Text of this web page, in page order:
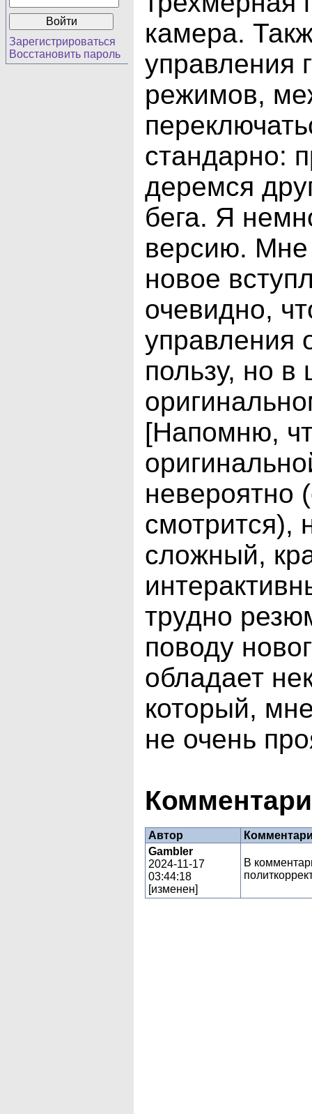
Зарегистрироваться
Восстановить пароль
камера.
управления
режимов,
стандарно:
деремся
бега. Я
версию. Мне
новое
очевидно,
управления
пользу, но в
[Напомню,
невероятно
сложный,
трудно
поводу
обладает
который,
не очень
Автор
Gambler
2024-11-17
03:44:18
[изменен]
В